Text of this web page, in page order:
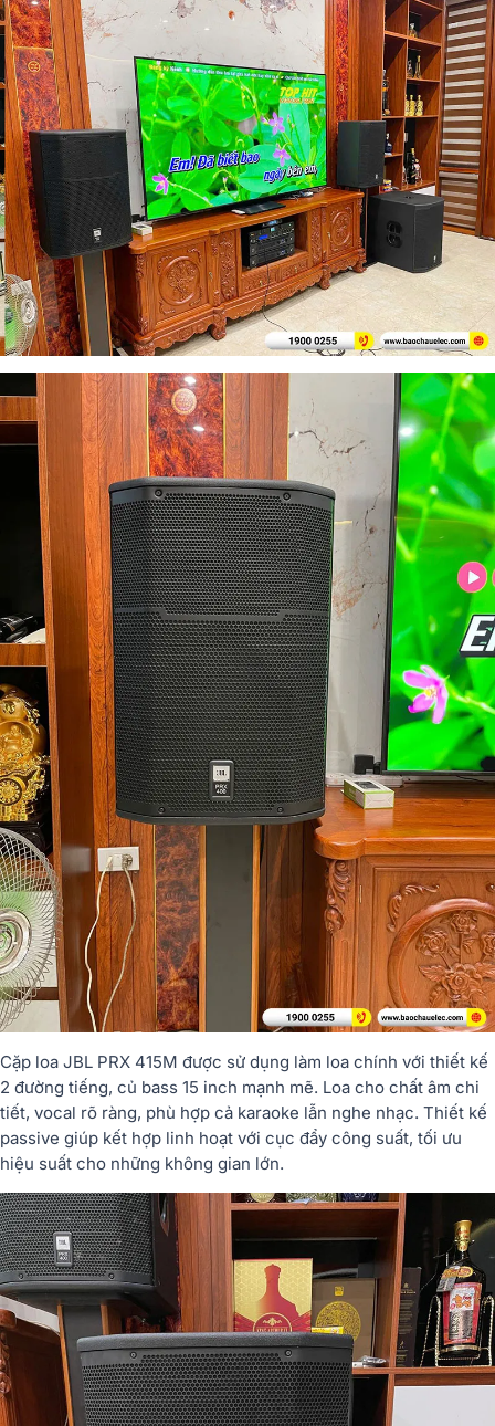
Cặp loa JBL PRX 415M được sử dụng làm loa chính với thiết kế
2 đường tiếng, củ bass 15 inch mạnh mẽ. Loa cho chất âm chi
tiết, vocal rõ ràng, phù hợp cả karaoke lẫn nghe nhạc. Thiết kế
passive giúp kết hợp linh hoạt với cục đẩy công suất, tối ưu
hiệu suất cho những không gian lớn.